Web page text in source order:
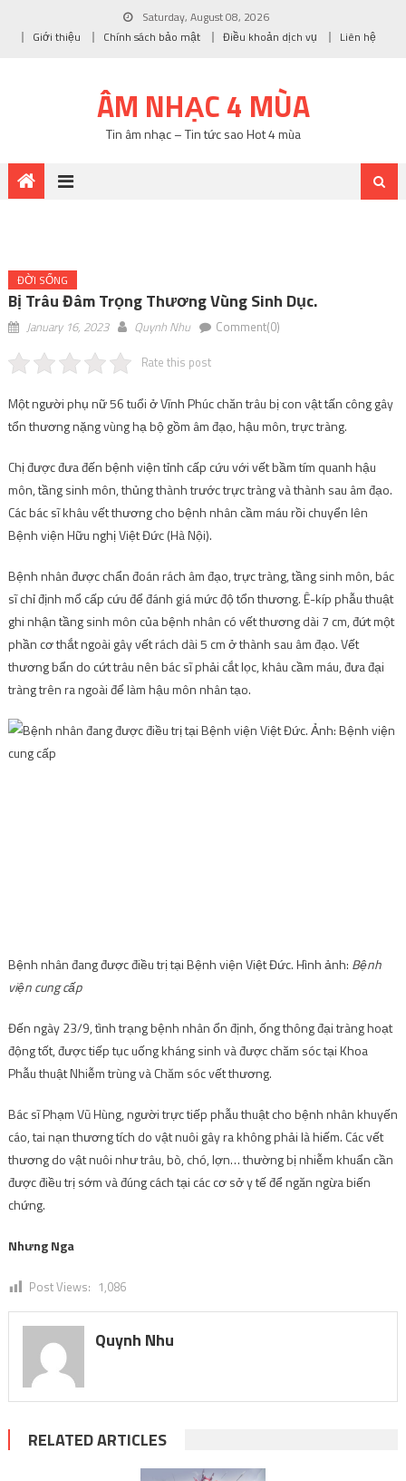
Saturday, August 08, 2026
Giới thiệu
Chính sách bảo mật Điều khoản dịch vụ Liên hệ
ÂM NHẠC 4 MÙA
Tin âm nhạc – Tin tức sao Hot 4 mùa
ĐỜI SỐNG
Bị Trâu Đâm Trọng Thương Vùng Sinh Dục.
January 16, 2023 Quynh Nhu Comment(0)
Rate this post
Một người phụ nữ 56 tuổi ở Vĩnh Phúc chăn trâu bị con vật tấn công gây
tổn thương nặng vùng hạ bộ gồm âm đạo, hậu môn, trực tràng.
Chị được đưa đến bệnh viện tỉnh cấp cứu với vết bầm tím quanh hậu
môn, tầng sinh môn, thủng thành trước trực tràng và thành sau âm đạo.
Các bác sĩ khâu vết thương cho bệnh nhân cầm máu rồi chuyển lên
Bệnh viện Hữu nghị Việt Đức (Hà Nội).
Bệnh nhân được chẩn đoán rách âm đạo, trực tràng, tầng sinh môn, bác
sĩ chỉ định mổ cấp cứu để đánh giá mức độ tổn thương. Ê-kíp phẫu thuật
ghi nhận tầng sinh môn của bệnh nhân có vết thương dài 7 cm, đứt một
phần cơ thắt ngoài gây vết rách dài 5 cm ở thành sau âm đạo. Vết
thương bẩn do cứt trâu nên bác sĩ phải cắt lọc, khâu cầm máu, đưa đại
tràng trên ra ngoài để làm hậu môn nhân tạo.
Bệnh nhân đang được điều trị tại Bệnh viện Việt Đức. Hình ảnh: Bệnh
viện cung cấp
Đến ngày 23/9, tình trạng bệnh nhân ổn định, ống thông đại tràng hoạt
động tốt, được tiếp tục uống kháng sinh và được chăm sóc tại Khoa
Phẫu thuật Nhiễm trùng và Chăm sóc vết thương.
Bác sĩ Phạm Vũ Hùng, người trực tiếp phẫu thuật cho bệnh nhân khuyến
cáo, tai nạn thương tích do vật nuôi gây ra không phải là hiếm. Các vết
thương do vật nuôi như trâu, bò, chó, lợn… thường bị nhiễm khuẩn cần
được điều trị sớm và đúng cách tại các cơ sở y tế để ngăn ngừa biến
chứng.
Nhưng Nga
Post Views: 1,086
Quynh Nhu
RELATED ARTICLES